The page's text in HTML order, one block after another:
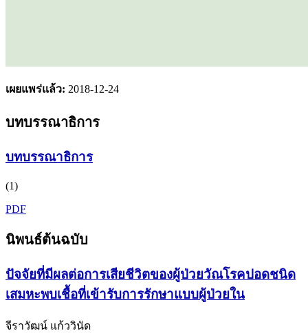
เผยแพร่แล้ว: 2018-12-24
บทบรรณาธิการ
บทบรรณาธิการ
(1)
PDF
นิพนธ์ต้นฉบับ
ปัจจัยที่มีผลต่อการเสียชีวิตของผู้ป่วยวัณโรคปอดชนิด
เสมหะพบเชื้อที่เข้ารับการรักษาแบบผู้ป่วยใน
จีราวัฒน์ แก้ววินัด